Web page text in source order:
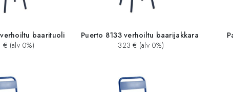
baarituoli
€ (alv 0%)
Puerto 8133 verhoiltu baarijakkara
323 € (alv 0%)